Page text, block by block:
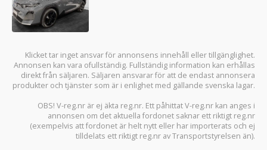
Klicket tar inget ansvar för annonsens innehåll eller tillgänglighet.
Annonsen kan vara ofullständig. Fullständig information kan erhållas
direkt från säljaren. Säljaren ansvarar för att de endast annonsera
produkter och tjänster som är i enlighet med gällande svenska lagar.
OBS! V-reg.nr är ej äkta reg.nr. Ett påhittat V-reg.nr kan anges i
annonsen om det aktuella fordonet saknar ett riktigt reg.nr
(exempelvis att fordonet är helt nytt eller har importerats och ej
tilldelats ett riktigt reg.nr av Transportstyrelsen än).